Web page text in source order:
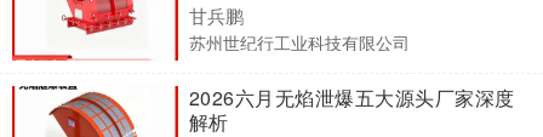
甘兵鹏
苏州世纪行工业科技有限公司
2026六月无焰泄爆五大源头厂家深度
解析